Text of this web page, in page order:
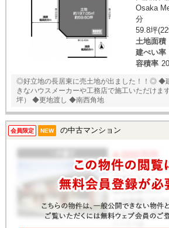
Osaka
分
59.8坪
土地面積
建ぺい率
容積率
◎好立地の長居東に売土地が出ました！！◎ ◆建築条件なし！！ ・お好
きなハウスメーカーや工務店で施工いただけます ◆197.67㎡（約
坪） ◆更地渡し ◆南西角地
会員限定 NEW の中古マンション